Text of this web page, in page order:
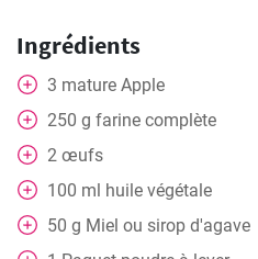
Ingrédients
3 mature Apple
250 g farine complète
2 œufs
100 ml huile végétale
50 g Miel ou sirop d'agave